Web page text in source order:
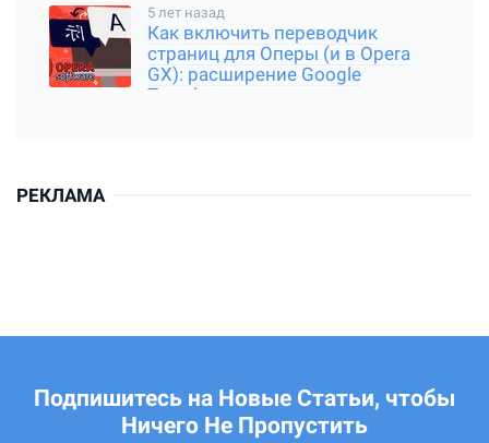
5 лет назад
Как включить переводчик
страниц для Оперы (и в Opera
GX): расширение Google
Translator
РЕКЛАМА
Подпишитесь на Новые Статьи, чтобы
Ничего Не Пропустить